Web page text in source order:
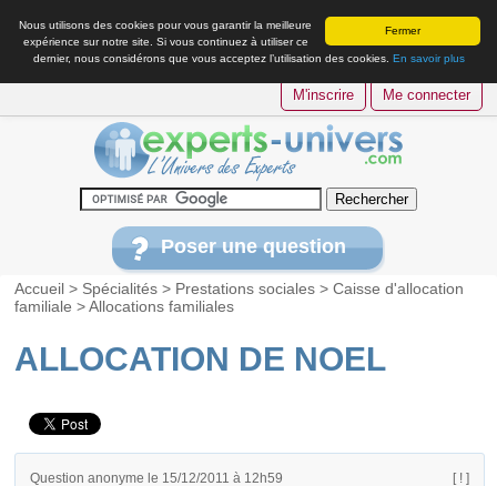
Fermer
Nous utilisons des cookies pour vous garantir la meilleure
expérience sur notre site. Si vous continuez à utiliser ce
dernier, nous considérons que vous acceptez l’utilisation des cookies. En savoir plus
M'inscrire Me connecter
Poser une question
Accueil > Spécialités > Prestations sociales >Caisse d'allocation
familiale >Allocations familiales
ALLOCATION DE NOEL
Question anonyme le 15/12/2011 à 12h59 [ ! ]